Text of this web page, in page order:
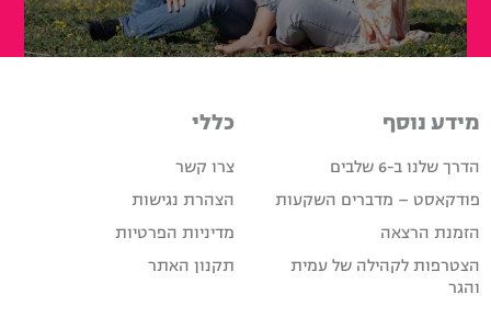
מידע נוסף
הדרך שלנו ב-6 שלבים
פודקאסט – מדברים השקעות
הזמנת הרצאה
הצטרפות לקהילה של עמית
והגר
כללי
צרו קשר
הצהרת נגישות
מדיניות הפרטיות
תקנון האתר